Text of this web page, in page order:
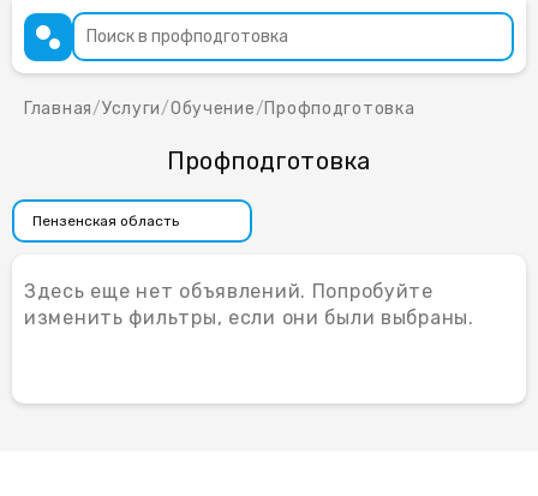
Главная/Услуги/Обучение/Профподготовка
Профподготовка
Здесь еще нет объявлений. Попробуйте
изменить фильтры, если они были выбраны.